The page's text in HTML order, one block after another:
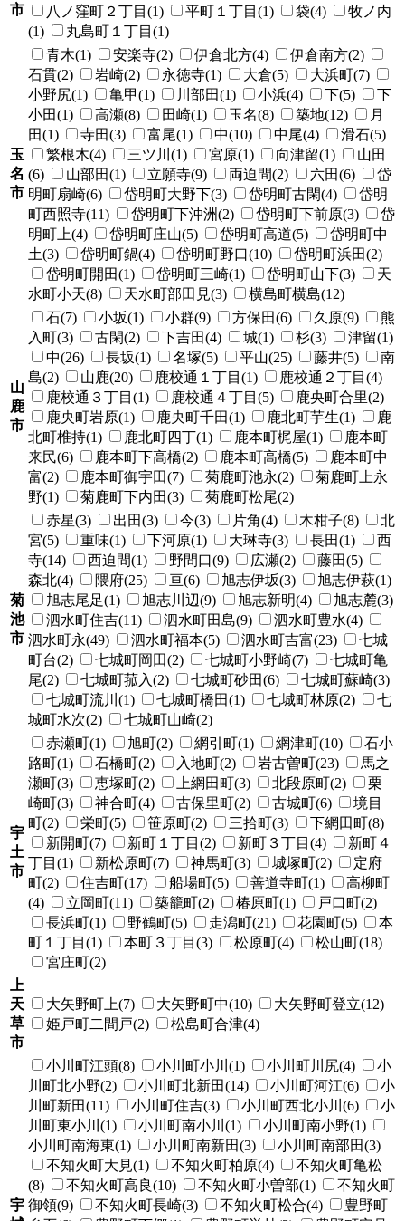
市
八ノ窪町２丁目(1)
平町１丁目(1) 袋(4)
牧ノ内
(1)
丸島町１丁目(1)
玉
名
市
青木(1) 安楽寺(2) 伊倉北方(4)
伊倉南方(2)
石貫(2)
岩崎(2) 永徳寺(1) 大倉(5)
大浜町(7)
小野尻(1)
亀甲(1) 川部田(1) 小浜(4) 下(5)
下
小田(1)
高瀬(8) 田崎(1) 玉名(8) 築地(12)
月
田(1)
寺田(3) 富尾(1) 中(10) 中尾(4)
滑石(5)
繁根木(4)
三ツ川(1) 宮原(1) 向津留(1)
山田
(6)
山部田(1) 立願寺(9) 両迫間(2) 六田(6)
岱
明町扇崎(6)
岱明町大野下(3) 岱明町古閑(4)
岱明
町西照寺(11)
岱明町下沖洲(2) 岱明町下前原(3)
岱
明町上(4)
岱明町庄山(5) 岱明町高道(5)
岱明町中
土(3)
岱明町鍋(4) 岱明町野口(10)
岱明町浜田(2)
岱明町開田(1)
岱明町三崎(1) 岱明町山下(3)
天
水町小天(8)
天水町部田見(3) 横島町横島(12)
山
鹿
市
石(7) 小坂(1) 小群(9) 方保田(6) 久原(9)
熊
入町(3)
古閑(2) 下吉田(4) 城(1) 杉(3)
津留(1)
中(26)
長坂(1) 名塚(5) 平山(25) 藤井(5)
南
島(2)
山鹿(20) 鹿校通１丁目(1)
鹿校通２丁目(4)
鹿校通３丁目(1)
鹿校通４丁目(5)
鹿央町合里(2)
鹿央町岩原(1)
鹿央町千田(1) 鹿北町芋生(1)
鹿
北町椎持(1)
鹿北町四丁(1) 鹿本町梶屋(1)
鹿本町
来民(6)
鹿本町下高橋(2) 鹿本町高橋(5)
鹿本町中
富(2)
鹿本町御宇田(7) 菊鹿町池永(2)
菊鹿町上永
野(1)
菊鹿町下内田(3) 菊鹿町松尾(2)
菊
池
市
赤星(3) 出田(3) 今(3) 片角(4) 木柑子(8)
北
宮(5)
重味(1) 下河原(1) 大琳寺(3) 長田(1)
西
寺(14)
西迫間(1) 野間口(9) 広瀬(2)
藤田(5)
森北(4)
隈府(25) 亘(6) 旭志伊坂(3)
旭志伊萩(1)
旭志尾足(1)
旭志川辺(9) 旭志新明(4)
旭志麓(3)
泗水町住吉(11)
泗水町田島(9)
泗水町豊水(4)
泗水町永(49)
泗水町福本(5) 泗水町吉富(23)
七城
町台(2)
七城町岡田(2) 七城町小野崎(7)
七城町亀
尾(2)
七城町菰入(2) 七城町砂田(6)
七城町蘇崎(3)
七城町流川(1)
七城町橋田(1) 七城町林原(2)
七
城町水次(2)
七城町山崎(2)
宇
土
市
赤瀬町(1) 旭町(2) 網引町(1) 網津町(10)
石小
路町(1)
石橋町(2) 入地町(2) 岩古曽町(23)
馬之
瀬町(3)
恵塚町(2) 上網田町(3) 北段原町(2)
栗
崎町(3)
神合町(4) 古保里町(2) 古城町(6)
境目
町(2)
栄町(5) 笹原町(2) 三拾町(3)
下網田町(8)
新開町(7)
新町１丁目(2) 新町３丁目(4)
新町４
丁目(1)
新松原町(7) 神馬町(3) 城塚町(2)
定府
町(2)
住吉町(17) 船場町(5) 善道寺町(1)
高柳町
(4)
立岡町(11) 築籠町(2) 椿原町(1)
戸口町(2)
長浜町(1)
野鶴町(5) 走潟町(21) 花園町(5)
本
町１丁目(1)
本町３丁目(3) 松原町(4)
松山町(18)
宮庄町(2)
上
天
草
市
大矢野町上(7) 大矢野町中(10)
大矢野町登立(12)
姫戸町二間戸(2)
松島町合津(4)
宇
小川町江頭(8) 小川町小川(1) 小川町川尻(4)
小
川町北小野(2)
小川町北新田(14) 小川町河江(6)
小
川町新田(11)
小川町住吉(3) 小川町西北小川(6)
小
川町東小川(1)
小川町南小川(1)
小川町南小野(1)
小川町南海東(1)
小川町南新田(3)
小川町南部田(3)
不知火町大見(1)
不知火町柏原(4)
不知火町亀松
(8)
不知火町高良(10) 不知火町小曽部(1)
不知火町
御領(9)
不知火町長崎(3) 不知火町松合(4)
豊野町